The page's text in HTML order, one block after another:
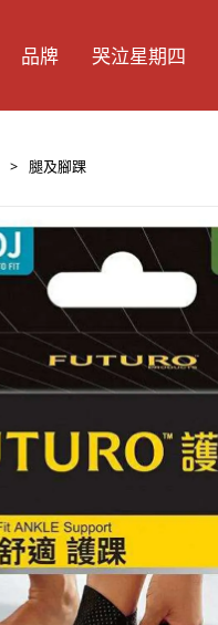
品牌 哭泣星期四
> 腿及腳踝